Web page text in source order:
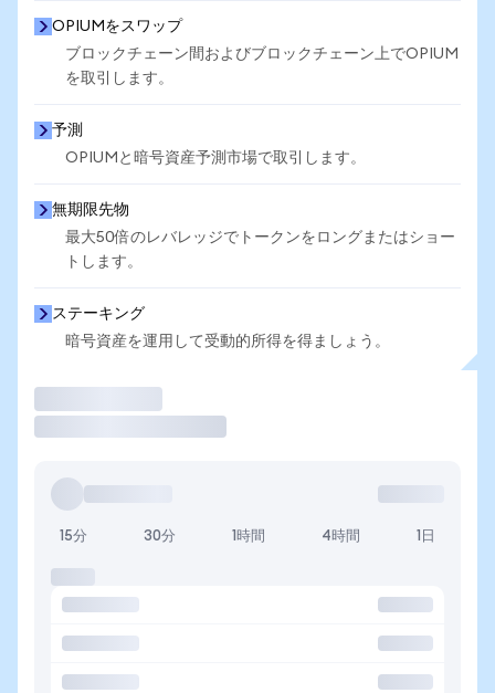
OPIUMをスワップ
ブロックチェーン間およびブロックチェーン上でOPIUM
を取引します。
予測
OPIUMと暗号資産予測市場で取引します。
無期限先物
最大50倍のレバレッジでトークンをロングまたはショー
トします。
ステーキング
暗号資産を運用して受動的所得を得ましょう。
15分 30分 1時間 4時間 1日